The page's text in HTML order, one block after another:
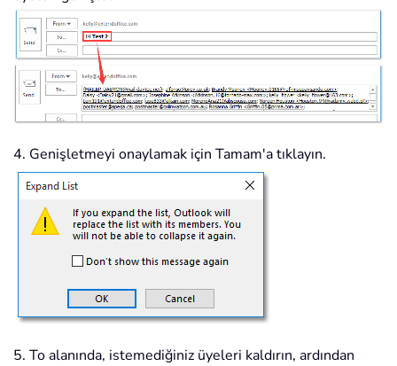
4. Genişletmeyi onaylamak için Tamam'a tıklayın.
5. To alanında, istemediğiniz üyeleri kaldırın, ardından